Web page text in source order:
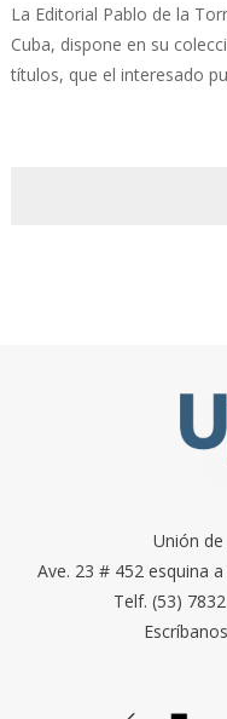
La Editorial Pablo de la
Cuba, dispone en su
títulos, que el interesado
Unión
Ave. 23 # 452 esquina
Telf. (53)